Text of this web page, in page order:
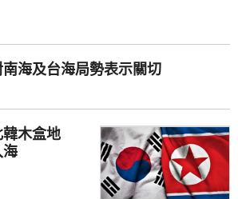
海及台海局勢表示關切
木盒地